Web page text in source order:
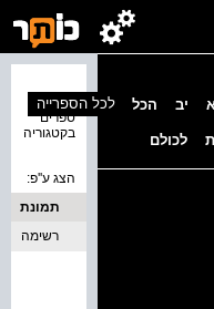
יב הכל
לכולם
ספרים
בקטגוריה
לכל הספרייה
הצג ע''פ:
תמונת
כריכה
רשימה